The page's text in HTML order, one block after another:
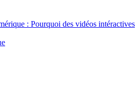
: Pourquoi des vidéos intéractives